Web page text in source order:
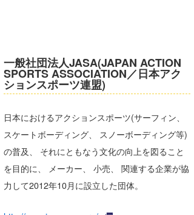
一般社団法人JASA(JAPAN ACTION
SPORTS ASSOCIATION／日本アク
ションスポーツ連盟)
日本におけるアクションスポーツ(サーフィン、
スケートボーディング、 スノーボーディング等)
の普及、 それにともなう文化の向上を図ること
を目的に、 メーカー、 小売、 関連する企業が協
力して2012年10月に設立した団体。